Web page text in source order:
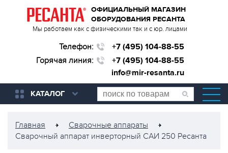
ОФИЦИАЛЬНЫЙ МАГАЗИН
ОБОРУДОВАНИЯ РЕСАНТА
Мы работаем как с физическими так и с юр. лицами
Телефон:
+7 (495) 104-88-55
Горячая линия:
+7 (495) 104-88-55
info@mir-resanta.ru
КАТАЛОГ
Главная
Сварочные аппараты
Сварочный аппарат инверторный САИ 250 Ресанта